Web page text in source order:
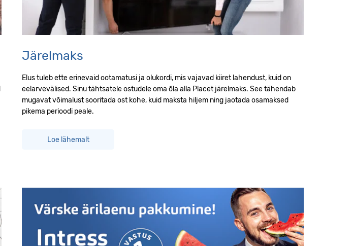
Järelmaks
Elus tuleb ette erinevaid ootamatusi ja olukordi, mis vajavad kiiret lahendust, kuid on
eelarvevälised. Sinu tähtsatele ostudele oma õla alla Placet järelmaks. See tähendab
mugavat võimalust sooritada ost kohe, kuid maksta hiljem ning jaotada osamaksed
pikema perioodi peale.
Loe lähemalt